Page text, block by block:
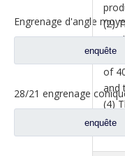
enquête
enquête
(2)
(3)
of
and
(4)
to